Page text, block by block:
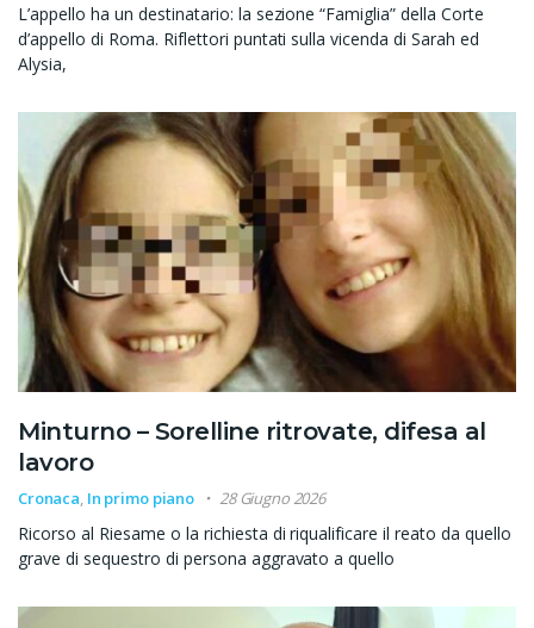
L’appello ha un destinatario: la sezione “Famiglia” della Corte
d’appello di Roma. Riflettori puntati sulla vicenda di Sarah ed
Alysia,
Minturno – Sorelline ritrovate, difesa al
lavoro
Cronaca, In primo piano 28 Giugno 2026
Ricorso al Riesame o la richiesta di riqualificare il reato da quello
grave di sequestro di persona aggravato a quello